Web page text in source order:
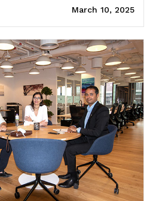
March 10, 2025